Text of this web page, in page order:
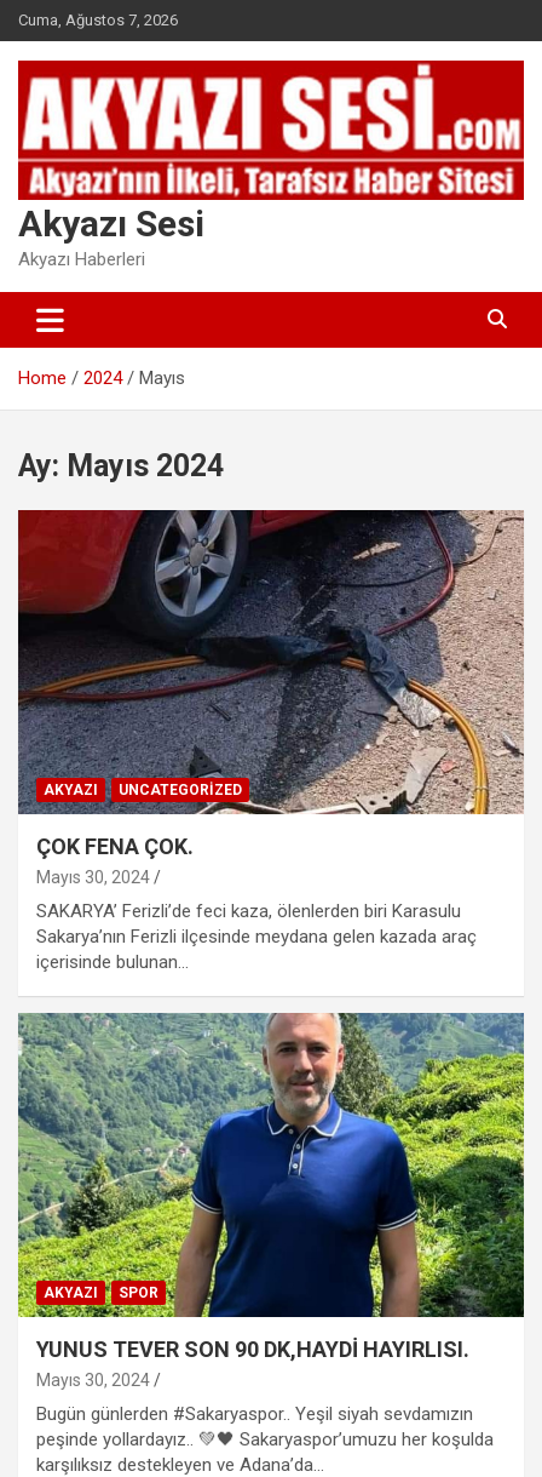
Skip
to
content
Cuma, Ağustos 7, 2026
Akyazı Sesi
Akyazı Haberleri
Home 2024 Mayıs
Ay: Mayıs 2024
AKYAZI UNCATEGORIZED
ÇOK FENA ÇOK.
Mayıs 30, 2024
SAKARYA’ Ferizli’de feci kaza, ölenlerden biri Karasulu
Sakarya’nın Ferizli ilçesinde meydana gelen kazada araç
içerisinde bulunan…
AKYAZI SPOR
YUNUS TEVER SON 90 DK,HAYDİ HAYIRLISI.
Mayıs 30, 2024
Bugün günlerden #Sakaryaspor.. Yeşil siyah sevdamızın
peşinde yollardayız.. 💚🖤 Sakaryaspor’umuzu her koşulda
karşılıksız destekleyen ve Adana’da…